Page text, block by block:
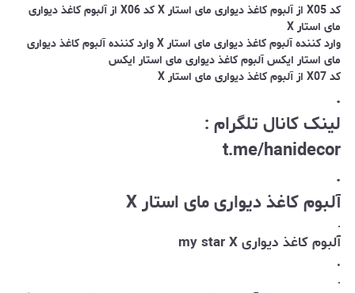
کد X05 از آلبوم کاغذ دیواری مای استار X کد X06 از آلبوم کاغذ دیواری
مای استار X
وارد کننده آلبوم کاغذ دیواری مای استار X وارد کننده آلبوم کاغذ دیواری
مای استار ایکس آلبوم کاغذ دیواری مای استار ایکس
کد X07 از آلبوم کاغذ دیواری مای استار X
.
لینک کانال تلگرام :
t.me/hanidecor
.
آلبوم کاغذ دیواری مای استار X
.
آلبوم کاغذ دیواری my star X
.
.